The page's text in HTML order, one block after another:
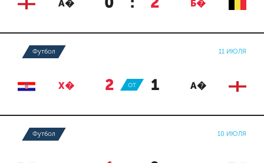
А� 0 : 2 Б�
Футбол 11 ИЮЛЯ
Х� 2 : 1 А�
ОТ
Футбол 10 ИЮЛЯ